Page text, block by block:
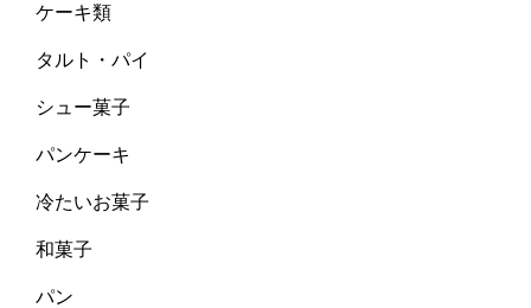
ケーキ類
タルト・パイ
シュー菓子
パンケーキ
冷たいお菓子
和菓子
パン